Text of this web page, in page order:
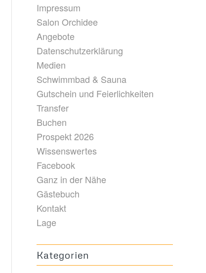
Impressum
Salon Orchidee
Angebote
Datenschutzerklärung
Medien
Schwimmbad & Sauna
Gutschein und Feierlichkeiten
Transfer
Buchen
Prospekt 2026
Wissenswertes
Facebook
Ganz in der Nähe
Gästebuch
Kontakt
Lage
Kategorien